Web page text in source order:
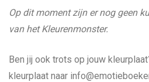
Op dit moment zijn er nog geen
van het Kleurenmonster.
Ben jij ook trots op jouw
kleurplaat naar